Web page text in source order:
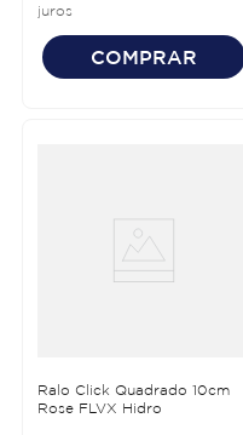
juros
COMPRAR
Ralo Click Quadrado 10cm
Rose FLVX Hidro